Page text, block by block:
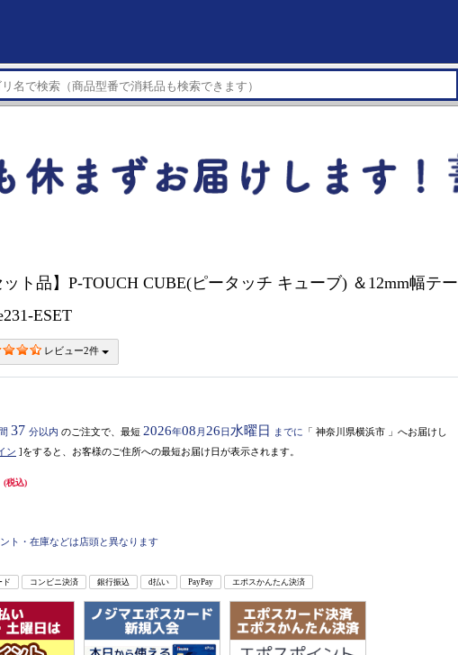
ト品】P-TOUCH CUBE(ピータッチ キューブ) ＆12mm幅テー
ESET
レビュー2件
37 分以内 のご注文で、最短 2026年08 月 26日 水曜日 までに 「 神奈川県横浜市 」 へお届けし
ン ]をすると、お客様のご住所への最短お届け日が表示されます。
(税込)
ト・在庫などは店頭と異なります
ド コンビニ決済 銀行振込 d払い PayPay エポスかんたん決済